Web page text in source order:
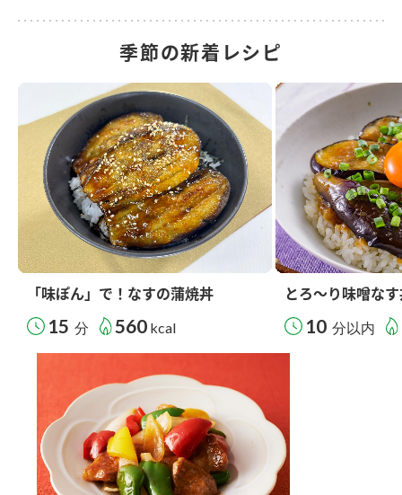
季節の新着レシピ
「味ぽん」で！なすの蒲焼丼
15 分 560 kcal
とろ～り味噌な
10 分以内